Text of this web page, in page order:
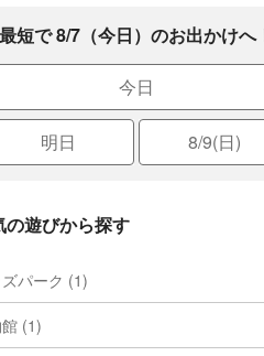
最短で 8/7（今日）のお出かけへ
今日
明日 8/9(日)
の遊びから探す
パーク (1)
(1)